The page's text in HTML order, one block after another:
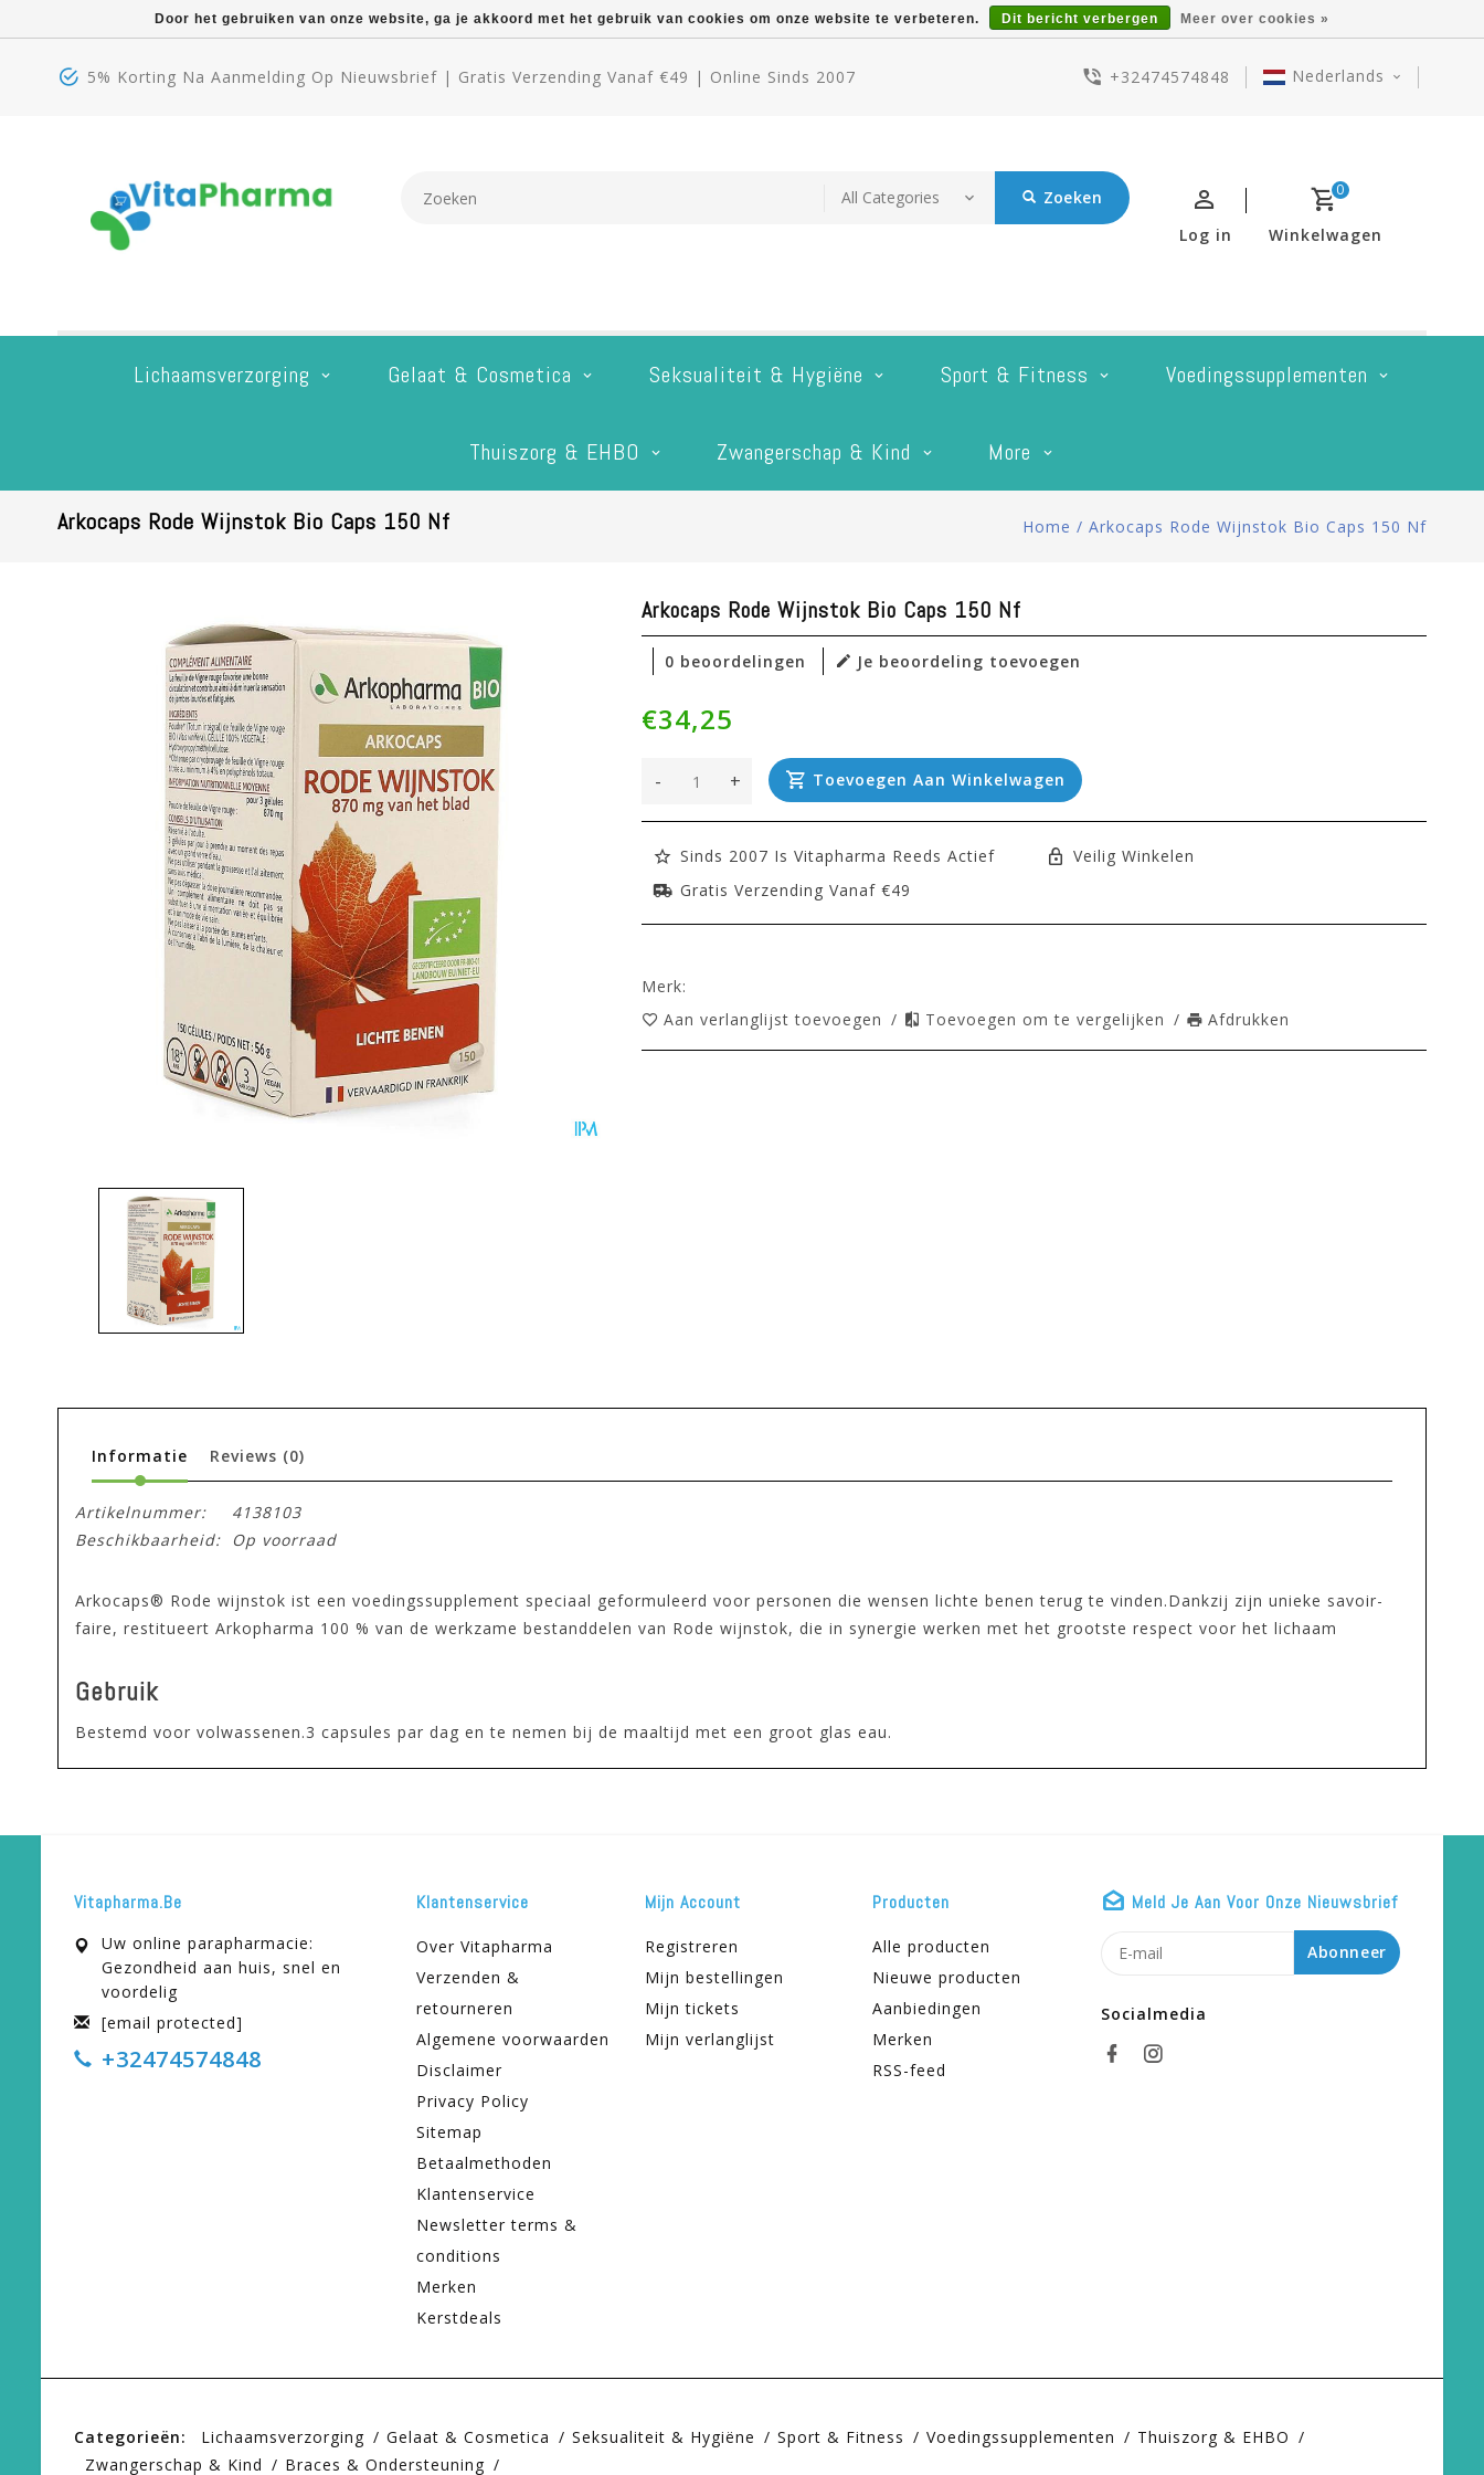
5% Korting Na Aanmelding Op Nieuwsbrief | Gratis Verzending Vanaf €49 | Online Sinds 2007 +32474574848 Nederlands
Zoeken 0
Winkelwagen
Log in
Lichaamsverzorging Gelaat & Cosmetica Seksualiteit & Hygiëne Sport & Fitness Voedingssupplementen
Thuiszorg & EHBO Zwangerschap & Kind More
Arkocaps Rode Wijnstok Bio Caps 150 Nf Home / Arkocaps Rode Wijnstok Bio Caps 150 Nf
Arkocaps Rode Wijnstok Bio Caps 150 Nf
0 beoordelingen Je beoordeling toevoegen
€34,25
+
- Toevoegen Aan Winkelwagen
Sinds 2007 Is Vitapharma Reeds Actief
Veilig Winkelen
Gratis Verzending Vanaf €49
Merk:
Aan verlanglijst toevoegen / Toevoegen om te vergelijken / Afdrukken
Informatie Reviews (0)
Artikelnummer:
4138103
Beschikbaarheid:
Op voorraad
Arkocaps® Rode wijnstok ist een voedingssupplement speciaal geformuleerd voor personen die wensen lichte benen terug te vinden.Dankzij zijn unieke savoir-
faire, restitueert Arkopharma 100 % van de werkzame bestanddelen van Rode wijnstok, die in synergie werken met het grootste respect voor het lichaam
Gebruik
Bestemd voor volwassenen.3 capsules par dag en te nemen bij de maaltijd met een groot glas eau.
Vitapharma.be
Uw online parapharmacie:
Gezondheid aan huis, snel en
voordelig
[email protected]
+32474574848
Klantenservice
Over Vitapharma
Verzenden &
retourneren
Algemene voorwaarden
Disclaimer
Privacy Policy
Sitemap
Betaalmethoden
Klantenservice
Newsletter terms &
conditions
Merken
Kerstdeals
Mijn Account
Registreren
Mijn bestellingen
Mijn tickets
Mijn verlanglijst
Producten
Alle producten
Nieuwe producten
Aanbiedingen
Merken
RSS-feed
Meld Je Aan Voor Onze Nieuwsbrief
Abonneer
Socialmedia
Categorieën: Lichaamsverzorging Gelaat & Cosmetica Seksualiteit & Hygiëne Sport & Fitness Voedingssupplementen
Thuiszorg & EHBO
Zwangerschap & Kind
Braces & Ondersteuning
Door het gebruiken van onze website, ga je akkoord met het gebruik van cookies om onze website te verbeteren. Dit bericht verbergen Meer over cookies »